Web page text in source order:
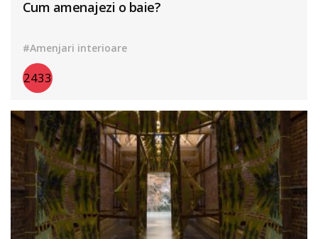
Cum amenajezi o baie?
#Amenjari interioare
2433